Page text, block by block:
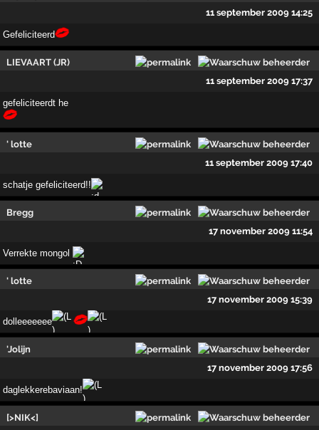
11 september 2009 14:25
Gefeliciteerd
LIEVAART (JR)
11 september 2009 17:37
gefeliciteerdt he
' lotte
11 september 2009 17:40
schatje gefeliciteerd!!
Bregg
17 november 2009 11:54
Verrekte mongol
' lotte
17 november 2009 15:39
dolleeeeeee
'Jolijn
17 november 2009 17:56
daglekkerebaviaan!
[>NIK<]